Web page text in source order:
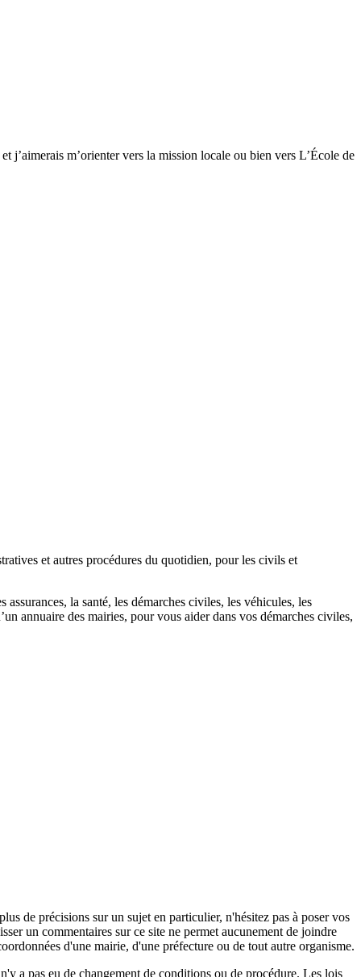
j’aimerais m’orienter vers la mission locale ou bien vers L’École de
et autres procédures du quotidien, pour les civils et
la santé, les démarches civiles, les véhicules, les
annuaire des mairies, pour vous aider dans vos démarches civiles,
de précisions sur un sujet en particulier, n'hésitez pas à poser vos
un commentaires sur ce site ne permet aucunement de joindre
d'une mairie, d'une préfecture ou de tout autre organisme.
a pas eu de changement de conditions ou de procédure. Les lois